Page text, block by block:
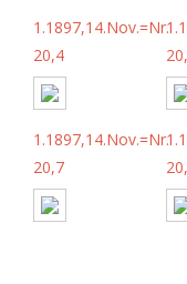
1.1897,14.Nov.=Nr.
20,4
1.1897,14.Nov.=Nr.
20,7